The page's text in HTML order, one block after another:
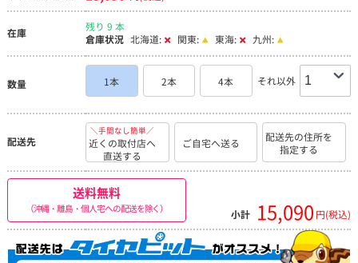
在庫
残り 9 本
倉庫状況 北海道: 関東: 東海: 九州:
数量 1本 2本 4本 それ以外
配送先
＼手間なし簡単／
近くの取付店へ
直送する
ご自宅へ送る
配送先の住所を
指定する
送料無料
（沖縄・離島・個人宅への配送を除く） 小計 15,090 円(税込)